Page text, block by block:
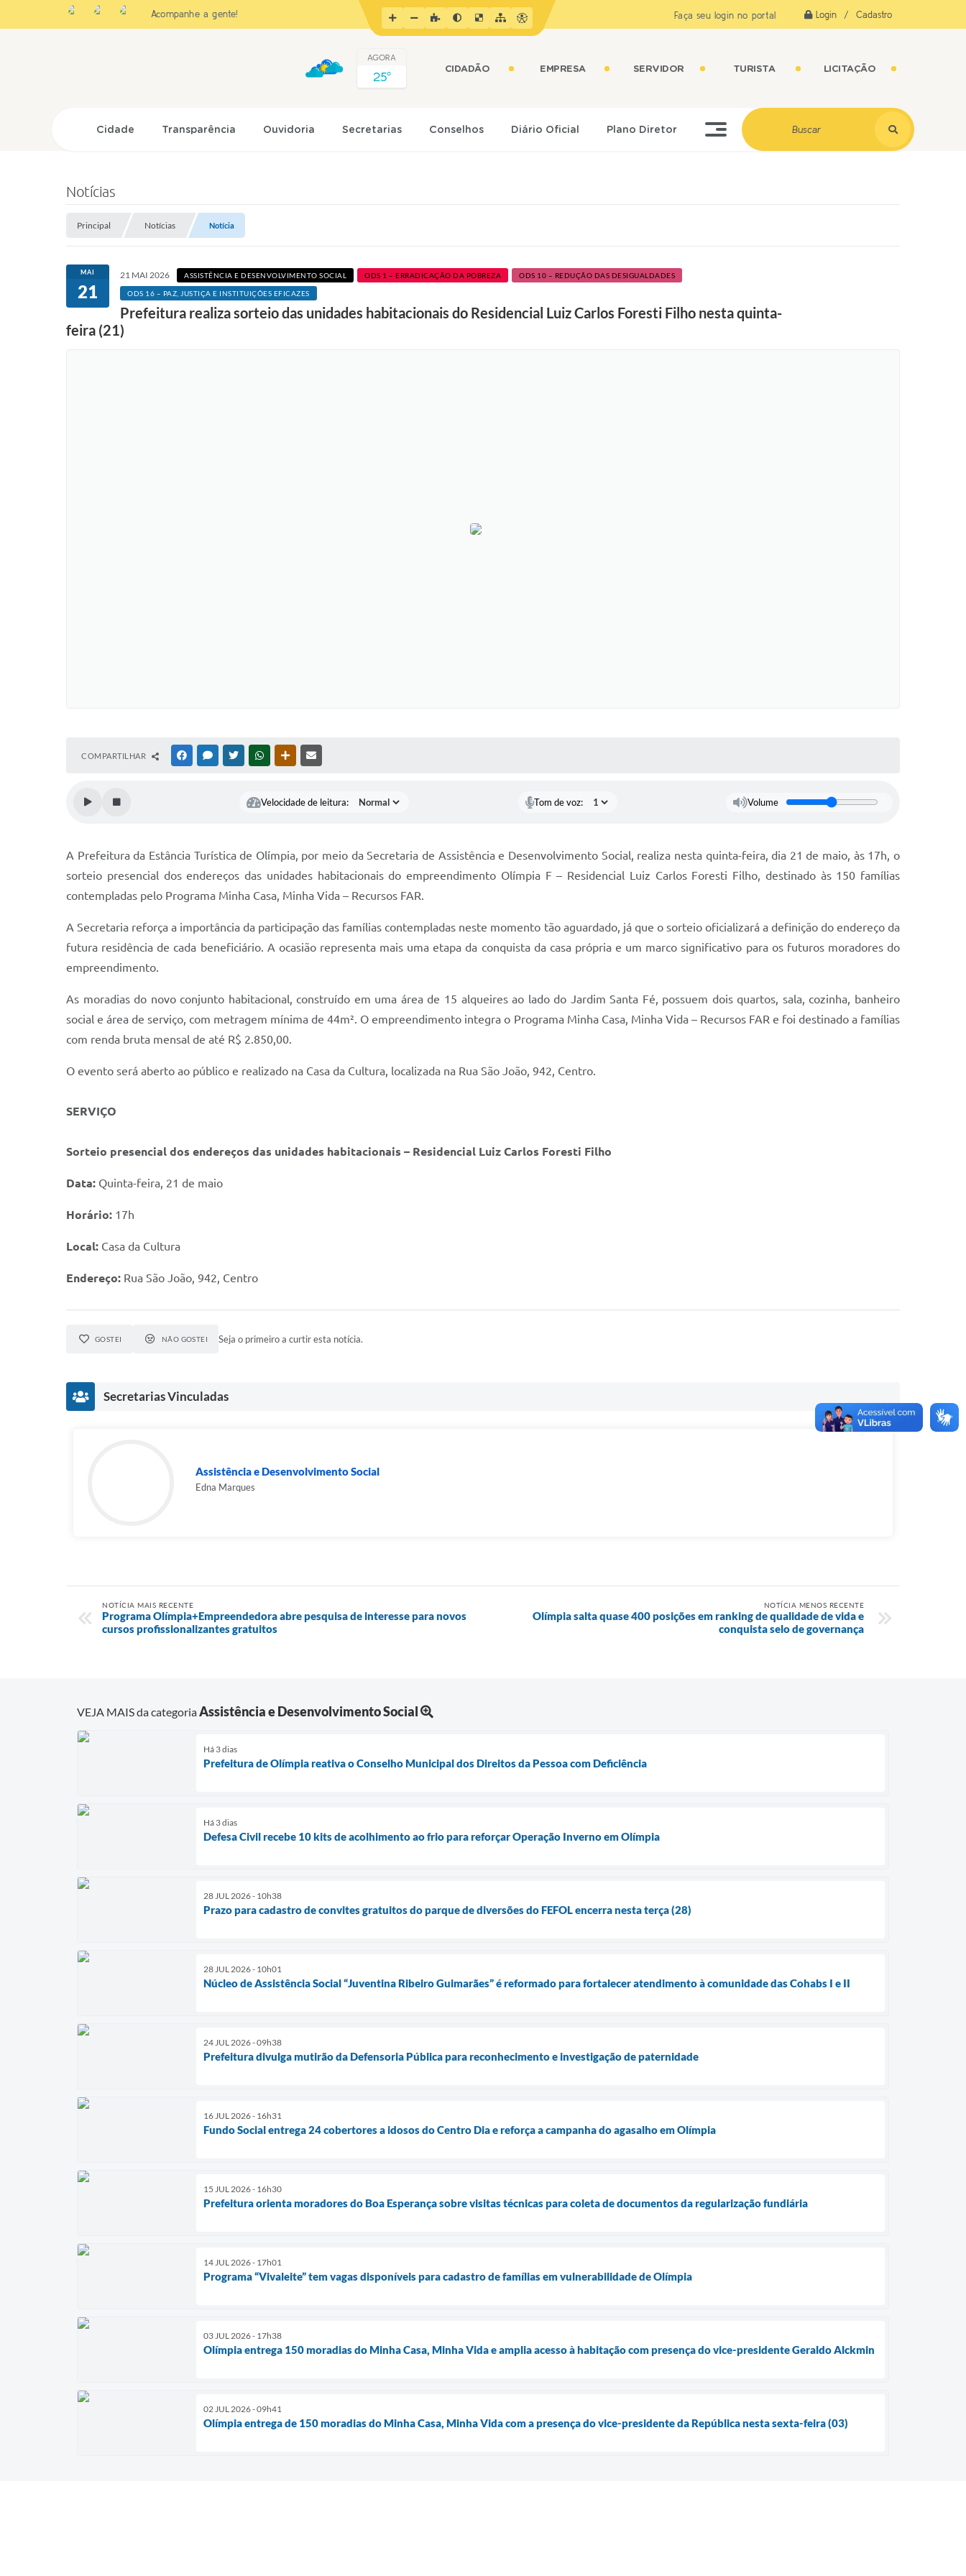
Faça seu login no portal Login / Cadastro
Acompanhe a gente!
CIDADÃO EMPRESA SERVIDOR TURISTA LICITAÇÃO
AGORA
25º
Cidade Transparência Ouvidoria Secretarias Conselhos Diário Oficial Plano Diretor
Notícias
Principal Notícias Notícia
MAI
21
21 MAI 2026 ASSISTÊNCIA E DESENVOLVIMENTO SOCIAL ODS 1 – ERRADICAÇÃO DA POBREZA ODS 10 – REDUÇÃO DAS DESIGUALDADES
ODS 16 – PAZ, JUSTIÇA E INSTITUIÇÕES EFICAZES
Prefeitura realiza sorteio das unidades habitacionais do Residencial Luiz Carlos Foresti Filho nesta quinta-
feira (21)
COMPARTILHAR FACEBOOKMESSENGER
TWITTERWHATSAPPOUTRAS MÍDIAS
Velocidade de leitura: Tom de voz: Volume
A Prefeitura da Estância Turística de Olímpia, por meio da Secretaria de Assistência e Desenvolvimento Social, realiza nesta quinta-feira, dia 21 de maio, às 17h, o
sorteio presencial dos endereços das unidades habitacionais do empreendimento Olímpia F – Residencial Luiz Carlos Foresti Filho, destinado às 150 famílias
contempladas pelo Programa Minha Casa, Minha Vida – Recursos FAR.
A Secretaria reforça a importância da participação das famílias contempladas neste momento tão aguardado, já que o sorteio oficializará a definição do endereço da
futura residência de cada beneficiário. A ocasião representa mais uma etapa da conquista da casa própria e um marco significativo para os futuros moradores do
empreendimento.
As moradias do novo conjunto habitacional, construído em uma área de 15 alqueires ao lado do Jardim Santa Fé, possuem dois quartos, sala, cozinha, banheiro
social e área de serviço, com metragem mínima de 44m². O empreendimento integra o Programa Minha Casa, Minha Vida – Recursos FAR e foi destinado a famílias
com renda bruta mensal de até R$ 2.850,00.
O evento será aberto ao público e realizado na Casa da Cultura, localizada na Rua São João, 942, Centro.
SERVIÇO
Sorteio presencial dos endereços das unidades habitacionais – Residencial Luiz Carlos Foresti Filho
Data: Quinta-feira, 21 de maio
Horário: 17h
Local: Casa da Cultura
Endereço: Rua São João, 942, Centro
GOSTEI NÃO GOSTEI Seja o primeiro a curtir esta notícia.
Secretarias Vinculadas
Assistência e Desenvolvimento Social
Edna Marques
NOTÍCIA MAIS RECENTE
Programa Olímpia+Empreendedora abre pesquisa de interesse para novos
cursos profissionalizantes gratuitos
NOTÍCIA MENOS RECENTE
Olímpia salta quase 400 posições em ranking de qualidade de vida e
conquista selo de governança
VEJA MAIS da categoriaAssistência e Desenvolvimento Social
Há 3 dias
Prefeitura de Olímpia reativa o Conselho Municipal dos Direitos da Pessoa com Deficiência
Há 3 dias
Defesa Civil recebe 10 kits de acolhimento ao frio para reforçar Operação Inverno em Olímpia
28 JUL 2026 - 10h38
Prazo para cadastro de convites gratuitos do parque de diversões do FEFOL encerra nesta terça (28)
28 JUL 2026 - 10h01
Núcleo de Assistência Social “Juventina Ribeiro Guimarães” é reformado para fortalecer atendimento à comunidade das Cohabs I e II
24 JUL 2026 - 09h38
Prefeitura divulga mutirão da Defensoria Pública para reconhecimento e investigação de paternidade
16 JUL 2026 - 16h31
Fundo Social entrega 24 cobertores a idosos do Centro Dia e reforça a campanha do agasalho em Olímpia
15 JUL 2026 - 16h30
Prefeitura orienta moradores do Boa Esperança sobre visitas técnicas para coleta de documentos da regularização fundiária
14 JUL 2026 - 17h01
Programa “Vivaleite” tem vagas disponíveis para cadastro de famílias em vulnerabilidade de Olímpia
03 JUL 2026 - 17h38
Olímpia entrega 150 moradias do Minha Casa, Minha Vida e amplia acesso à habitação com presença do vice-presidente Geraldo Alckmin
02 JUL 2026 - 09h41
Olímpia entrega de 150 moradias do Minha Casa, Minha Vida com a presença do vice-presidente da República nesta sexta-feira (03)